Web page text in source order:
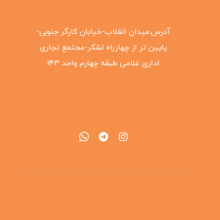
آدرس:میدان انقلاب-خیابان کارگر جنوبی-
پایین تر از چهارراه لشکر-مجتمع تجاری
اداری غلامی طبقه چهارم واحد ۱۴۳